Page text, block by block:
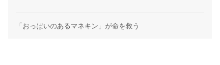
「おっぱいのあるマネキン」が命を救う